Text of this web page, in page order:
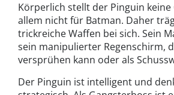
Körperlich stellt der Pinguin
allem nicht für Batman. Daher
trickreiche Waffen bei sich. Sein
sein manipulierter Regenschirm,
versprühen kann oder als
Der Pinguin ist intelligent und